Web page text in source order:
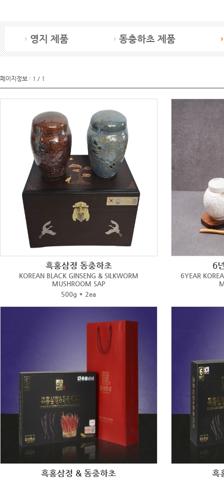
영지 제품 동충하초 제품
페이지정보 : 1 / 1
흑홍삼정 동충하초
KOREAN BLACK GINSENG & SILKWORM
MUSHROOM SAP
500g * 2ea
6
6YEAR
흑홍삼정 & 동충하초 흑